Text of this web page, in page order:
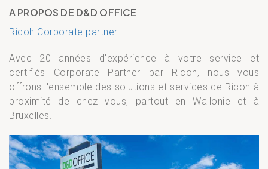
A PROPOS DE D&D OFFICE
Ricoh Corporate partner
Avec 20 années d'expérience à votre service et
certifiés Corporate Partner par Ricoh, nous vous
offrons l'ensemble des solutions et services de Ricoh à
proximité de chez vous, partout en Wallonie et à
Bruxelles.